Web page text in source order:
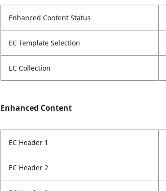
Enhanced Content Status
EC Template Selection
EC Collection
Enhanced Content
EC Header 1
EC Header 2